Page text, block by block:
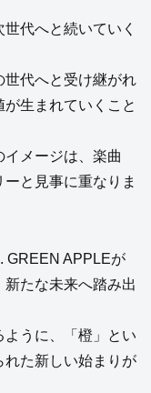
代へと続いていく
世代へと受け継がれ
生まれていくこと
メージは、楽曲
ーと見事に重なりま
GREEN APPLEが
たな未来へ踏み出
うに、「橙」とい
れた新しい始まりが